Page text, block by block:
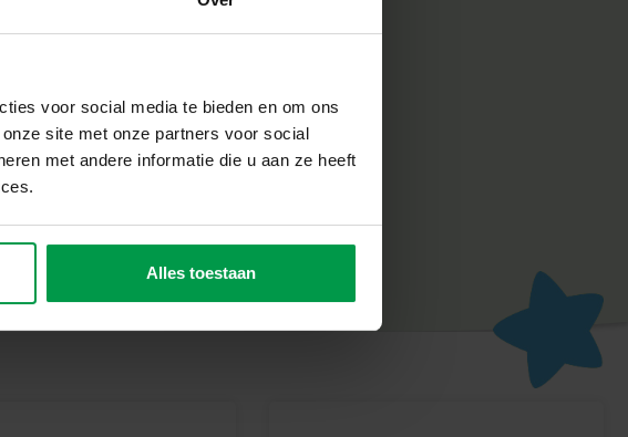
voor social media te bieden en om ons
site met onze partners voor social
met andere informatie die u aan ze heeft
Alles toestaan
Speelgoed van SES Creative zorgt voor plezier en is erop gericht dat
kunnen zijn op hun werk, wat de creativiteit en ontwikkeling stimuleert.
voor urenlang creatief speelplezier!